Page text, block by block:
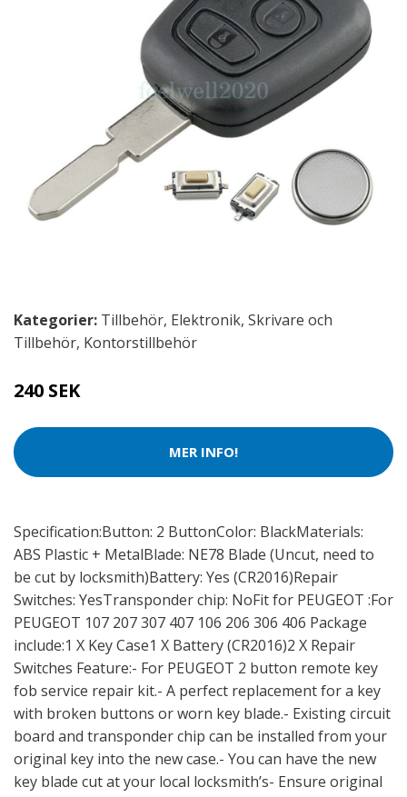
Kategorier: Tillbehör, Elektronik, Skrivare och
Tillbehör, Kontorstillbehör
240 SEK
MER INFO!
Specification:Button: 2 ButtonColor: BlackMaterials:
ABS Plastic + MetalBlade: NE78 Blade (Uncut, need to
be cut by locksmith)Battery: Yes (CR2016)Repair
Switches: YesTransponder chip: NoFit for PEUGEOT :For
PEUGEOT 107 207 307 407 106 206 306 406 Package
include:1 X Key Case1 X Battery (CR2016)2 X Repair
Switches Feature:- For PEUGEOT 2 button remote key
fob service repair kit.- A perfect replacement for a key
with broken buttons or worn key blade.- Existing circuit
board and transponder chip can be installed from your
original key into the new case.- You can have the new
key blade cut at your local locksmith’s- Ensure original